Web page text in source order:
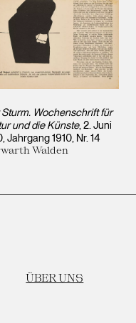
Sturm. Wochenschrift für
und die Künste, 2. Juni
Jahrgang 1910, Nr. 14
Walden
ÜBER UNS